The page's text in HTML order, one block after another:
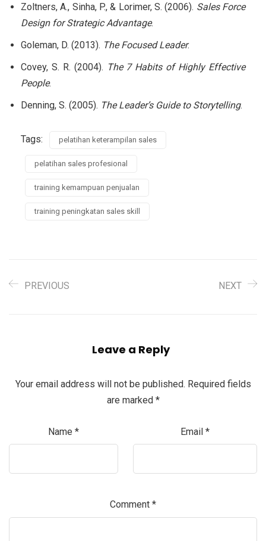
Zoltners, A., Sinha, P., & Lorimer, S. (2006). Sales Force
Design for Strategic Advantage.
Goleman, D. (2013). The Focused Leader.
Covey, S. R. (2004). The 7 Habits of Highly Effective
People.
Denning, S. (2005). The Leader’s Guide to Storytelling.
Tags: pelatihan keterampilan sales
pelatihan sales profesional
training kemampuan penjualan
training peningkatan sales skill
PREVIOUS NEXT
Leave a Reply
Your email address will not be published. Required fields
are marked *
Name * Email *
Comment *